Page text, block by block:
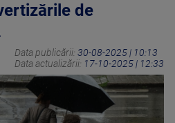
de
Data publicării: 30-08-2025 | 10:13
Data actualizării: 17-10-2025 | 12:33